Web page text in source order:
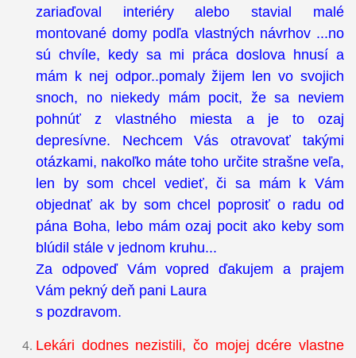
zariaďoval interiéry alebo stavial malé
montované domy podľa vlastných návrhov ...no
sú chvíle, kedy sa mi práca doslova hnusí a
mám k nej odpor..pomaly žijem len vo svojich
snoch, no niekedy mám pocit, že sa neviem
pohnúť z vlastného miesta a je to ozaj
depresívne. Nechcem Vás otravovať takými
otázkami, nakoľko máte toho určite strašne veľa,
len by som chcel vedieť, či sa mám k Vám
objednať ak by som chcel poprosiť o radu od
pána Boha, lebo mám ozaj pocit ako keby som
blúdil stále v jednom kruhu...
Za odpoveď Vám vopred ďakujem a prajem
Vám pekný deň pani Laura
s pozdravom.
Lekári dodnes nezistili, čo mojej dcére vlastne